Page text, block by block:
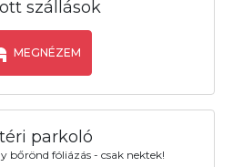
szállások
MEGNÉZEM
parkoló
bőrönd fóliázás - csak nektek!